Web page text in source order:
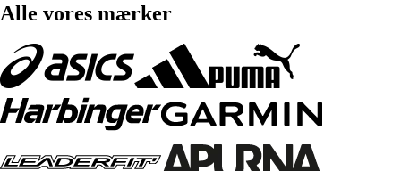
Alle vores mærker